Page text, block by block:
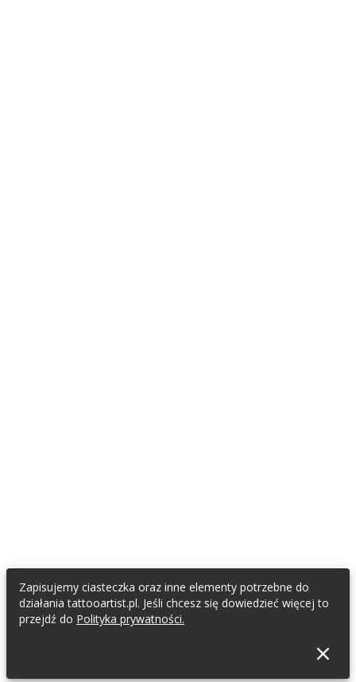
Zapisujemy ciasteczka oraz inne elementy potrzebne do
działania tattooartist.pl. Jeśli chcesz się dowiedzieć więcej to
przejdź do Polityka prywatności.